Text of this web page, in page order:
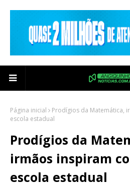
Página inicial
Prodígios da Matemática,
escola estadual
Prodígios da
irmãos inspiram
escola estadual